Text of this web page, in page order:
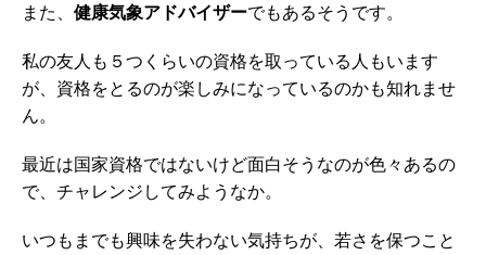
また、 健康気象アドバイザーでもあるそうです。
私の友人も５つくらいの資格を取っている人もいます
が、資格をとるのが楽しみになっているのかも知れませ
ん。
最近は国家資格ではないけど面白そうなのが色々あるの
で、チャレンジしてみようなか。
いつもまでも興味を失わない気持ちが、若さを保つこと